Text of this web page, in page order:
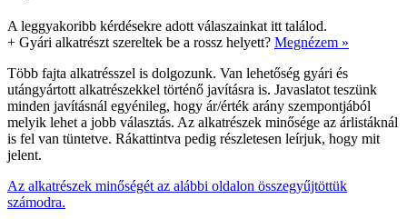
A leggyakoribb kérdésekre adott válaszainkat itt találod.
+ Gyári alkatrészt szereltek be a rossz helyett? Megnézem »
Több fajta alkatrésszel is dolgozunk. Van lehetőség gyári és
utángyártott alkatrészekkel történő javításra is. Javaslatot teszünk
minden javításnál egyénileg, hogy ár/érték arány szempontjából
melyik lehet a jobb választás. Az alkatrészek minősége az árlistáknál
is fel van tüntetve. Rákattintva pedig részletesen leírjuk, hogy mit
jelent.
Az alkatrészek minőségét az alábbi oldalon összegyűjtöttük
számodra.